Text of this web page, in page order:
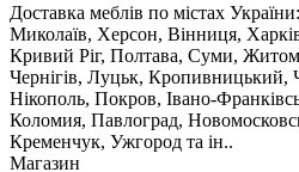
Доставка меблів по містах
Миколаїв, Херсон, Вінниця,
Кривий Ріг, Полтава, Суми,
Чернігів, Луцьк, Кропивницький,
Нікополь, Покров, Івано-
Коломия, Павлоград,
Кременчук, Ужгород та ін..
Магазин